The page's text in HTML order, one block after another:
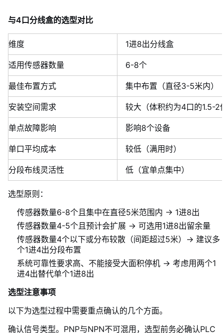
与4口分线盒的选型对比
维度 1进8出分线盒
适用传感器数量 6-8个
最佳布置方式 集中布置（直径3-5米内）
安装空间需求 较大（体积约为4口的1.5-2
单点故障影响 影响8个设备
单口平均成本 较低（满用时）
分段布线灵活性 低（宜单点集中）
选型原则：
传感器数量6-8个且集中在直径5米范围内 → 1进8出
传感器数量4-5个且预计会扩展 → 可选用1进8出留余量
传感器数量4个以下或分布较散（间距超过5米）→ 建议多
个1进4出分段布置
系统可靠性要求高、不能接受大面积停机 → 考虑用两个1
进4出替代单个1进8出
选型注意事项
以下为选型过程中需要重点确认的几个方面。
确认信号类型。PNP与NPN不可混用，选型前务必确认PLC